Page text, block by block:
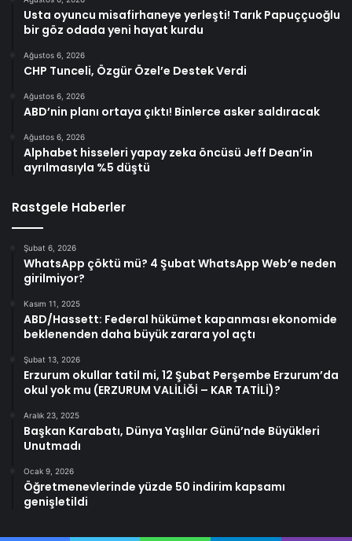
Usta oyuncu misafirhaneye yerleşti! Tarık Papuççuoğlu
bir göz odada yeni hayat kurdu
Ağustos 6, 2026
CHP Tunceli, Özgür Özel’e Destek Verdi
Ağustos 6, 2026
ABD’nin planı ortaya çıktı! Binlerce asker saldıracak
Ağustos 6, 2026
Alphabet hisseleri yapay zeka öncüsü Jeff Dean’in
ayrılmasıyla %5 düştü
Rastgele Haberler
Şubat 6, 2026
WhatsApp çöktü mü? 4 Şubat WhatsApp Web’e neden
girilmiyor?
Kasım 11, 2025
ABD/Hassett: Federal hükümet kapanması ekonomide
beklenenden daha büyük zarara yol açtı
Şubat 13, 2026
Erzurum okullar tatil mi, 12 Şubat Perşembe Erzurum’da
okul yok mu (ERZURUM VALİLİĞİ – KAR TATİLİ)?
Aralık 23, 2025
Başkan Karabatı, Dünya Yaşlılar Günü’nde Büyükleri
Unutmadı
Ocak 9, 2026
Öğretmenevlerinde yüzde 50 indirim kapsamı
genişletildi